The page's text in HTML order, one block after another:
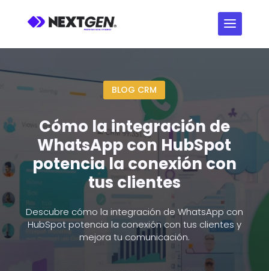
BLOG CRM
Cómo la integración de
WhatsApp con HubSpot
potencia la conexión con
tus clientes
Descubre cómo la integración de WhatsApp con
HubSpot potencia la conexión con tus clientes y
mejora tu comunicación.